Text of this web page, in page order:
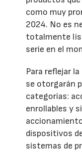
como muy
2024. No es
totalmente
serie en el
Para reflejar
se otorgarán
categorías:
enrollables y
dispositivos
sistemas de